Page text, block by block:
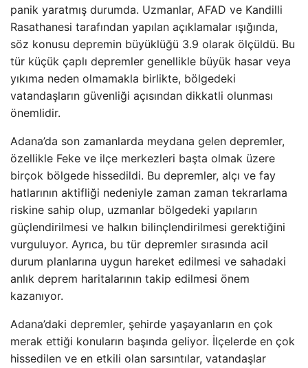
panik yaratmış durumda. Uzmanlar, AFAD ve Kandilli
Rasathanesi tarafından yapılan açıklamalar ışığında,
söz konusu depremin büyüklüğü 3.9 olarak ölçüldü. Bu
tür küçük çaplı depremler genellikle büyük hasar veya
yıkıma neden olmamakla birlikte, bölgedeki
vatandaşların güvenliği açısından dikkatli olunması
önemlidir.
Adana’da son zamanlarda meydana gelen depremler,
özellikle Feke ve ilçe merkezleri başta olmak üzere
birçok bölgede hissedildi. Bu depremler, alçı ve fay
hatlarının aktifliği nedeniyle zaman zaman tekrarlama
riskine sahip olup, uzmanlar bölgedeki yapıların
güçlendirilmesi ve halkın bilinçlendirilmesi gerektiğini
vurguluyor. Ayrıca, bu tür depremler sırasında acil
durum planlarına uygun hareket edilmesi ve sahadaki
anlık deprem haritalarının takip edilmesi önem
kazanıyor.
Adana’daki depremler, şehirde yaşayanların en çok
merak ettiği konuların başında geliyor. İlçelerde en çok
hissedilen ve en etkili olan sarsıntılar, vatandaşlar